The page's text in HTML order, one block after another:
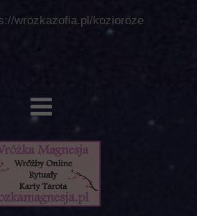
wrozkazofia.pl/kozioroze